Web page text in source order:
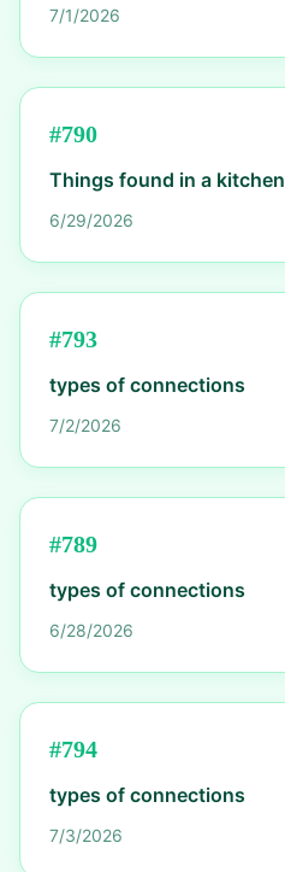
7/1/2026
#790
Things found in a kitchen
6/29/2026
#793
types of connections
7/2/2026
#789
types of connections
6/28/2026
#794
types of connections
7/3/2026